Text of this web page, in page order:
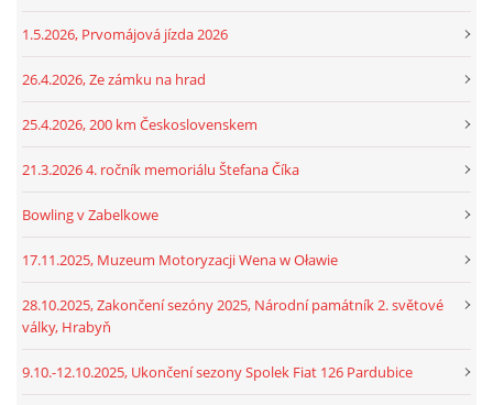
1.5.2026, Prvomájová jízda 2026
26.4.2026, Ze zámku na hrad
25.4.2026, 200 km Československem
21.3.2026 4. ročník memoriálu Štefana Číka
Bowling v Zabelkowe
17.11.2025, Muzeum Motoryzacji Wena w Oławie
28.10.2025, Zakončení sezóny 2025, Národní památník 2. světové
války, Hrabyň
9.10.-12.10.2025, Ukončení sezony Spolek Fiat 126 Pardubice